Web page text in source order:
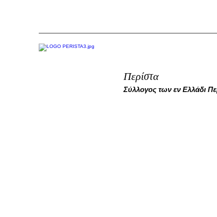
Περίστα
Σύλλογος των εν Ελλάδι